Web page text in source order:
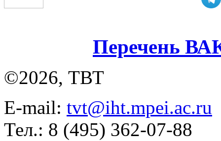
Перечень
©2026, ТВТ
E-mail: tvt@iht.mpei.ac.ru
Тел.: 8 (495) 362-07-88